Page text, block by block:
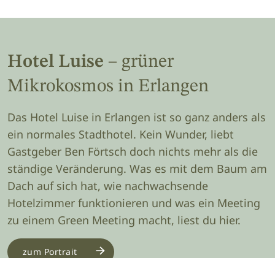
Hotel Luise – grüner
Mikrokosmos in Erlangen
Das Hotel Luise in Erlangen ist so ganz anders als
ein normales Stadthotel. Kein Wunder, liebt
Gastgeber Ben Förtsch doch nichts mehr als die
ständige Veränderung. Was es mit dem Baum am
Dach auf sich hat, wie nachwachsende
Hotelzimmer funktionieren und was ein Meeting
zu einem Green Meeting macht, liest du hier.
zum Portrait